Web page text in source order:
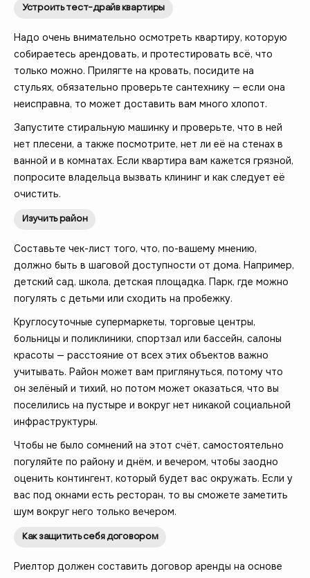
Устроить тест-драйв квартиры
Надо очень внимательно осмотреть квартиру, которую
собираетесь арендовать, и протестировать всё, что
только можно. Прилягте на кровать, посидите на
стульях, обязательно проверьте сантехнику — если она
неисправна, то может доставить вам много хлопот.
Запустите стиральную машинку и проверьте, что в ней
нет плесени, а также посмотрите, нет ли её на стенах в
ванной и в комнатах. Если квартира вам кажется грязной,
попросите владельца вызвать клининг и как следует её
очистить.
Изучить район
Составьте чек-лист того, что, по-вашему мнению,
должно быть в шаговой доступности от дома. Например,
детский сад, школа, детская площадка. Парк, где можно
погулять с детьми или сходить на пробежку.
Круглосуточные супермаркеты, торговые центры,
больницы и поликлиники, спортзал или бассейн, салоны
красоты — расстояние от всех этих объектов важно
учитывать. Район может вам приглянуться, потому что
он зелёный и тихий, но потом может оказаться, что вы
поселились на пустыре и вокруг нет никакой социальной
инфраструктуры.
Чтобы не было сомнений на этот счёт, самостоятельно
погуляйте по району и днём, и вечером, чтобы заодно
оценить контингент, который будет вас окружать. Если у
вас под окнами есть ресторан, то вы сможете заметить
шум вокруг него только вечером.
Как защитить себя договором
Риелтор должен составить договор аренды на основе